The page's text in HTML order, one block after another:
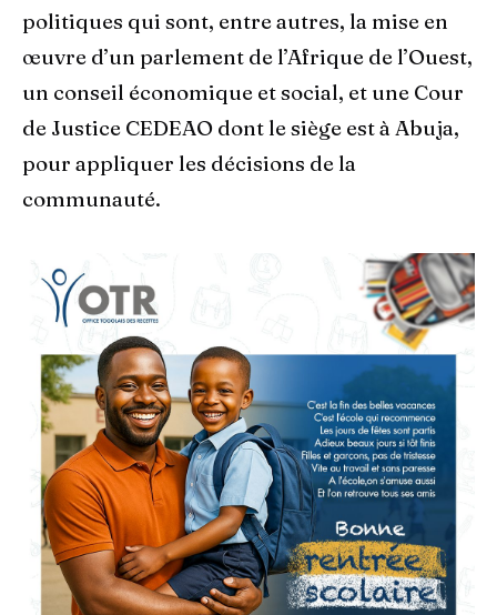
politiques qui sont, entre autres, la mise en
œuvre d’un parlement de l’Afrique de l’Ouest,
un conseil économique et social, et une Cour
de Justice CEDEAO dont le siège est à Abuja,
pour appliquer les décisions de la
communauté.